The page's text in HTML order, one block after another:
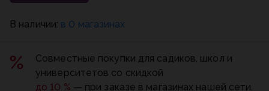
В наличии: в 0 магазинах
Совместные покупки для садиков, школ и
университетов со скидкой
до 10 % — при заказе в магазинах нашей сети.